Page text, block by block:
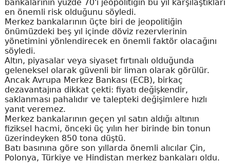
bankalarının yüzde 70'i jeopolitiğin bu yıl karşılaştıkları
en önemli risk olduğunu söyledi.
Merkez bankalarının üçte biri de jeopolitiğin
önümüzdeki beş yıl içinde döviz rezervlerinin
yönetimini yönlendirecek en önemli faktör olacağını
söyledi.
Altın, piyasalar veya siyaset fırtınalı olduğunda
geleneksel olarak güvenli bir liman olarak görülür.
Ancak Avrupa Merkez Bankası (ECB), birkaç
dezavantajına dikkat çekti: fiyatı değişkendir,
saklanması pahalıdır ve talepteki değişimlere hızlı
yanıt veremez.
Merkez bankalarının geçen yıl satın aldığı altının
fiziksel hacmi, önceki üç yılın her birinde bin tonun
üzerindeyken 850 tona düştü.
Batı basınına göre son yıllarda önemli alıcılar Çin,
Polonya, Türkiye ve Hindistan merkez bankaları oldu.